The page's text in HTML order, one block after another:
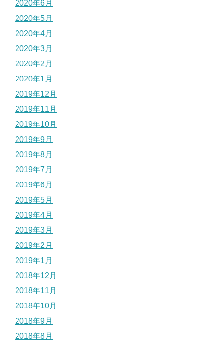
2020年6月
2020年5月
2020年4月
2020年3月
2020年2月
2020年1月
2019年12月
2019年11月
2019年10月
2019年9月
2019年8月
2019年7月
2019年6月
2019年5月
2019年4月
2019年3月
2019年2月
2019年1月
2018年12月
2018年11月
2018年10月
2018年9月
2018年8月